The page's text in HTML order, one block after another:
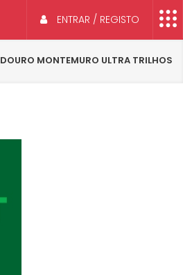
ENTRAR / REGISTO
DOURO MONTEMURO ULTRA TRILHOS